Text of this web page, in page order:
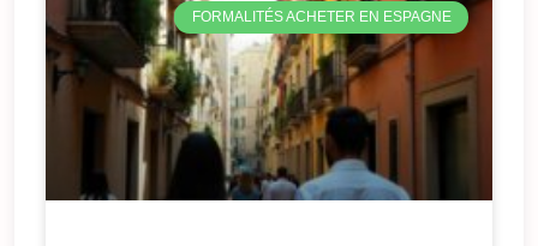
FORMALITÉS ACHETER EN ESPAGNE